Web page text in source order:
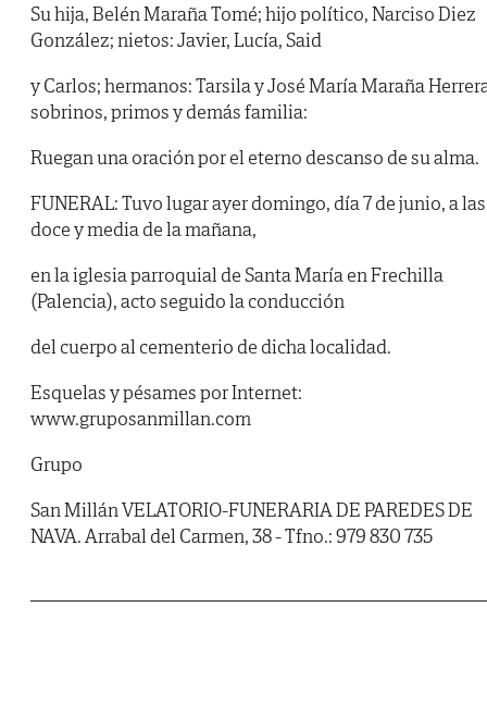
Su hija, Belén Maraña Tomé; hijo político, Narciso Diez
González; nietos: Javier, Lucía, Said
y Carlos; hermanos: Tarsila y José María Maraña
sobrinos, primos y demás familia:
Ruegan una oración por el eterno descanso de su alma.
FUNERAL: Tuvo lugar ayer domingo, día 7 de junio, a las
doce y media de la mañana,
en la iglesia parroquial de Santa María en Frechilla
(Palencia), acto seguido la conducción
del cuerpo al cementerio de dicha localidad.
Esquelas y pésames por Internet:
www.gruposanmillan.com
Grupo
San Millán VELATORIO-FUNERARIA DE PAREDES DE
NAVA. Arrabal del Carmen, 38 - Tfno.: 979 830 735